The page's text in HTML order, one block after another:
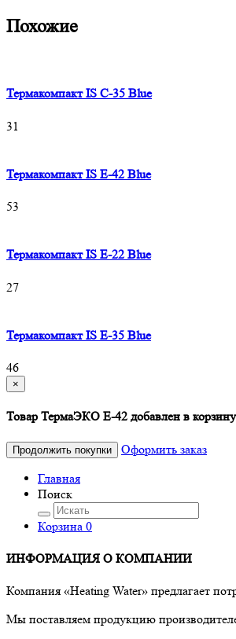
Похожие
Термакомпакт IS C-35 Blue
31
Термакомпакт IS E-42 Blue
53
Термакомпакт IS E-22 Blue
27
Термакомпакт IS E-35 Blue
46
×
Товар ТермаЭКО E-42 добавлен в корзину
Продолжить покупки
Оформить заказ
Главная
Поиск
Корзина 0
ИНФОРМАЦИЯ О КОМПАНИИ
Компания «Heating Water» предлагает
Мы поставляем продукцию